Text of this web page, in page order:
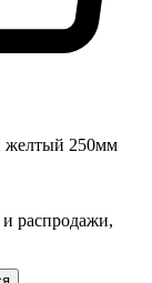
желтый 250мм
распродажи,